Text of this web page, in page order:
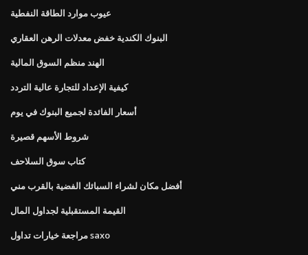
عيوب موارد الطاقة النفطية
البنوك الكندية خفض معدلات الرهن العقاري
الهند منظم السوق المالية
كيفية الإعداد للتجارة عالية التردد
أسعار الفائدة لجميع البنوك في يوم
شروط الأسهم قصيرة
كتاب سوق السلاحف
أفضل مكان لشراء السبائك الفضية بالقرب مني
القيمة المستقبلية لجداول المال
مراجعة خيارات تداول saxo